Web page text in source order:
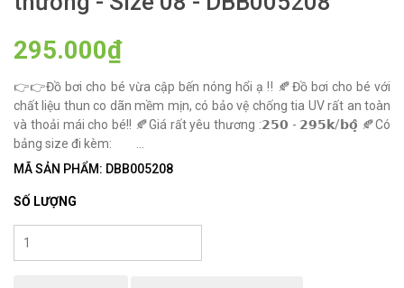
295.000₫
👉👉Đồ bơi cho bé vừa cập bến nóng hổi ạ ‼️ 🍂Đồ bơi cho bé với
chất liệu thun co dãn mềm mịn, có bảo vệ chống tia UV rất an toàn
và thoải mái cho bé!! 🍂Giá rất yêu thương :𝟮𝟱𝟬 - 𝟮𝟵𝟱𝗸/𝗯𝗼̣̂ 🍂Có
bảng size đi kèm: ...
MÃ SẢN PHẨM: DBB005208
SỐ LƯỢNG